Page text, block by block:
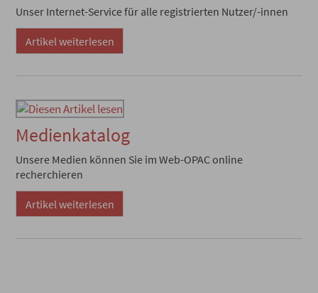
Unser Internet-Service für alle registrierten Nutzer/-innen
Artikel weiterlesen
Medienkatalog
Unsere Medien können Sie im Web-OPAC online
recherchieren
Artikel weiterlesen